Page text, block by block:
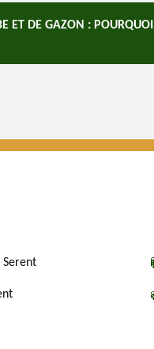
ET DE GAZON :